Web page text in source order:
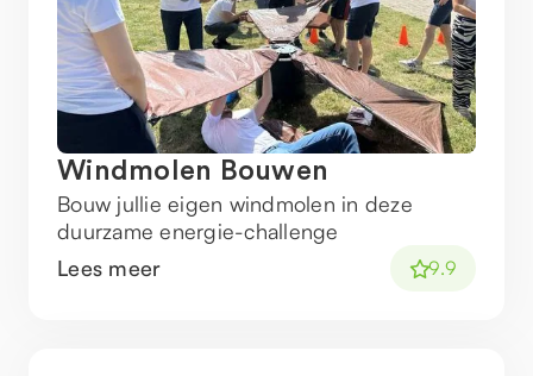
Windmolen Bouwen
Bouw jullie eigen windmolen in deze
duurzame energie-challenge
Lees meer
9.9